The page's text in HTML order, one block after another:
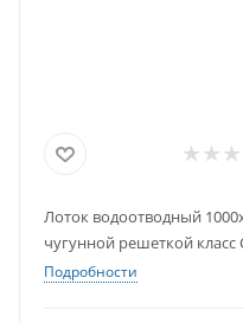
Лоток водоотводный
чугунной решеткой класс
Подробности